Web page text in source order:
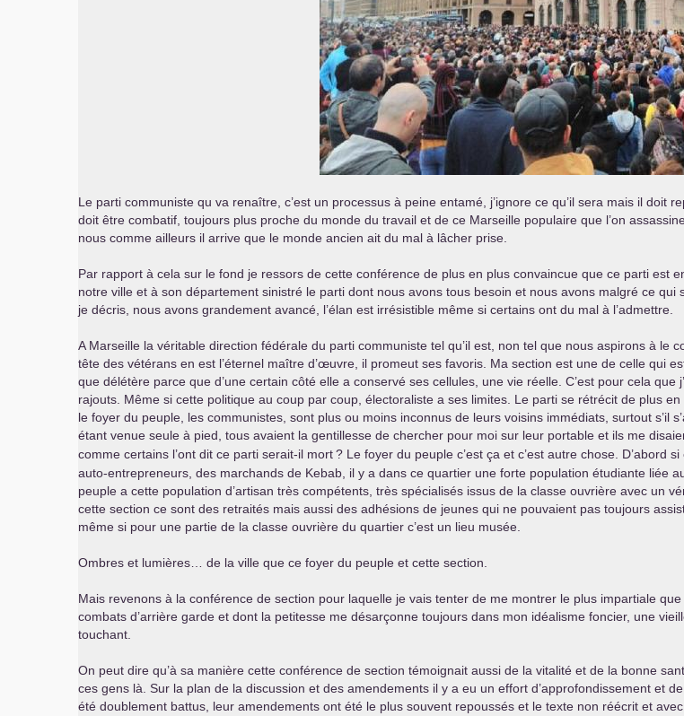
Le parti communiste qu va renaître, c’est un processus à peine entamé, j’ignore ce qu’il sera mais il
doit être combatif, toujours plus proche du monde du travail et de ce Marseille populaire que l’on
nous comme ailleurs il arrive que le monde ancien ait du mal à lâcher prise.
Par rapport à cela sur le fond je ressors de cette conférence de plus en plus convaincue que ce parti est
notre ville et à son département sinistré le parti dont nous avons tous besoin et nous avons malgré ce qui
je décris, nous avons grandement avancé, l’élan est irrésistible même si certains ont du mal à l’admettre.
A Marseille la véritable direction fédérale du parti communiste tel qu’il est, non tel que nous aspirons à le
tête des vétérans en est l’éternel maître d’œuvre, il promeut ses favoris. Ma section est une de celle qui
que délétère parce que d’une certain côté elle a conservé ses cellules, une vie réelle. C’est pour cela
rajouts. Même si cette politique au coup par coup, électoraliste a ses limites. Le parti se rétrécit de plus
le foyer du peuple, les communistes, sont plus ou moins inconnus de leurs voisins immédiats, surtout s’il
étant venue seule à pied, tous avaient la gentillesse de chercher pour moi sur leur portable et ils me
comme certains l’ont dit ce parti serait-il mort? Le foyer du peuple c’est ça et c’est autre chose.
auto-entrepreneurs, des marchands de Kebab, il y a dans ce quartier une forte population étudiante liée
peuple a cette population d’artisan très compétents, très spécialisés issus de la classe ouvrière avec un
cette section ce sont des retraités mais aussi des adhésions de jeunes qui ne pouvaient pas toujours
même si pour une partie de la classe ouvrière du quartier c’est un lieu musée.
Ombres et lumières… de la ville que ce foyer du peuple et cette section.
Mais revenons à la conférence de section pour laquelle je vais tenter de me montrer le plus impartiale
combats d’arrière garde et dont la petitesse me désarçonne toujours dans mon idéalisme foncier, une
touchant.
On peut dire qu’à sa manière cette conférence de section témoignait aussi de la vitalité et de la bonne
ces gens là. Sur la plan de la discussion et des amendements il y a eu un effort d’approfondissement et
été doublement battus, leur amendements ont été le plus souvent repoussés et le texte non réécrit et